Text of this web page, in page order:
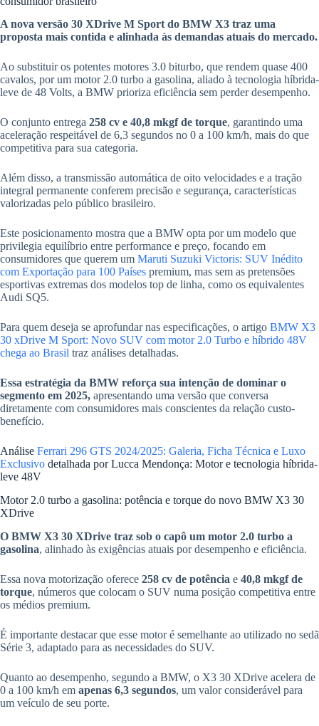
A nova versão 30 XDrive M Sport do BMW X3 traz uma
proposta mais contida e alinhada às demandas atuais do mercado.
Ao substituir os potentes motores 3.0 biturbo, que rendem quase 400
cavalos, por um motor 2.0 turbo a gasolina, aliado à tecnologia híbrida-
leve de 48 Volts, a BMW prioriza eficiência sem perder desempenho.
O conjunto entrega 258 cv e 40,8 mkgf de torque, garantindo uma
aceleração respeitável de 6,3 segundos no 0 a 100 km/h, mais do que
competitiva para sua categoria.
Além disso, a transmissão automática de oito velocidades e a tração
integral permanente conferem precisão e segurança, características
valorizadas pelo público brasileiro.
Este posicionamento mostra que a BMW opta por um modelo que
privilegia equilíbrio entre performance e preço, focando em
consumidores que querem um Maruti Suzuki Victoris: SUV Inédito
com Exportação para 100 Países premium, mas sem as pretensões
esportivas extremas dos modelos top de linha, como os equivalentes
Audi SQ5.
Para quem deseja se aprofundar nas especificações, o artigo BMW X3
30 xDrive M Sport: Novo SUV com motor 2.0 Turbo e híbrido 48V
chega ao Brasil traz análises detalhadas.
Essa estratégia da BMW reforça sua intenção de dominar o
segmento em 2025, apresentando uma versão que conversa
diretamente com consumidores mais conscientes da relação custo-
benefício.
Análise Ferrari 296 GTS 2024/2025: Galeria, Ficha Técnica e Luxo
Exclusivo detalhada por Lucca Mendonça: Motor e tecnologia híbrida-
leve 48V
Motor 2.0 turbo a gasolina: potência e torque do novo BMW X3 30
XDrive
O BMW X3 30 XDrive traz sob o capô um motor 2.0 turbo a
gasolina, alinhado às exigências atuais por desempenho e eficiência.
Essa nova motorização oferece 258 cv de potência e 40,8 mkgf de
torque, números que colocam o SUV numa posição competitiva entre
os médios premium.
É importante destacar que esse motor é semelhante ao utilizado no sedã
Série 3, adaptado para as necessidades do SUV.
Quanto ao desempenho, segundo a BMW, o X3 30 XDrive acelera de
0 a 100 km/h em apenas 6,3 segundos, um valor considerável para
um veículo de seu porte.